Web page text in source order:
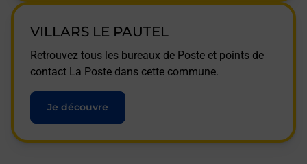
VILLARS LE PAUTEL
Retrouvez tous les bureaux de Poste et points de
contact La Poste dans cette commune.
Je découvre